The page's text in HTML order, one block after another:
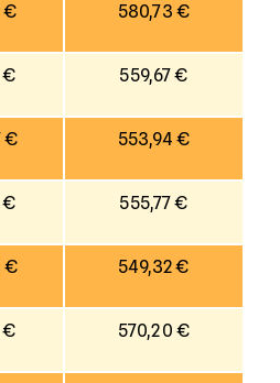
€ 580,73 €
€ 559,67 €
€ 553,94 €
€ 555,77 €
€ 549,32 €
€ 570,20 €